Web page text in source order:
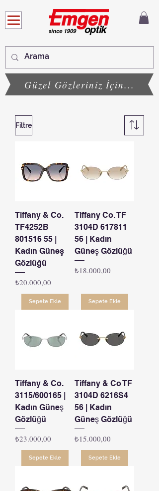
Güzel Gözleriniz İçin...
Filtre
Tiffany & Co.
TF4252B
801516 55 |
Kadın Güneş
Gözlüğü
Fiyat
₺20.000,00
Sepete Ekle
Tiffany Co. TF
3104D 617811
56 | Kadın
Güneş Gözlüğü
Fiyat
₺18.000,00
Sepete Ekle
Tiffany & Co.
3115/600165 |
Kadın Güneş
Gözlüğü
Fiyat
₺23.000,00
Sepete Ekle
Tiffany & Co TF
3104D 6216S4
56 | Kadın
Güneş Gözlüğü
Fiyat
₺15.000,00
Sepete Ekle